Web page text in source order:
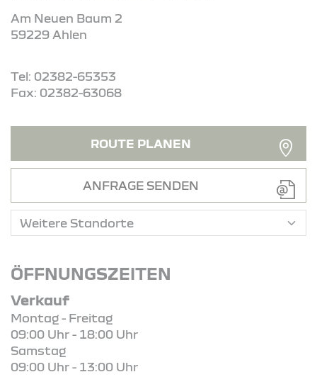
Am Neuen Baum 2
59229 Ahlen
Tel: 02382-65353
Fax: 02382-63068
ROUTE PLANEN
ANFRAGE SENDEN
ÖFFNUNGSZEITEN
Verkauf
Montag - Freitag
09:00 Uhr - 18:00 Uhr
Samstag
09:00 Uhr - 13:00 Uhr